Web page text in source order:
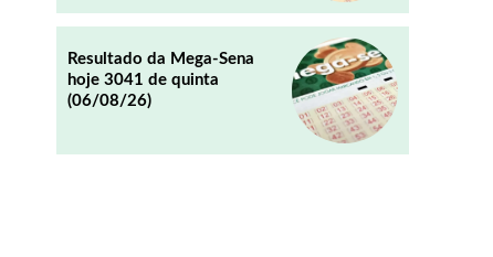
Resultado da Mega-Sena
hoje 3041 de quinta
(06/08/26)